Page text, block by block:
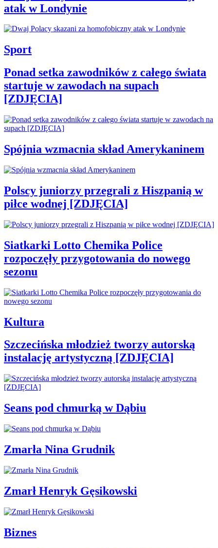
atak w Londynie
Sport
Ponad setka zawodników z całego świata
startuje w zawodach na supach
[ZDJĘCIA]
Spójnia wzmacnia skład Amerykaninem
Polscy juniorzy przegrali z Hiszpanią w
piłce wodnej [ZDJĘCIA]
Siatkarki Lotto Chemika Police
rozpoczęły przygotowania do nowego
sezonu
Kultura
Szczecińska młodzież tworzy autorską
instalację artystyczną [ZDJĘCIA]
Seans pod chmurką w Dąbiu
Zmarła Nina Grudnik
Zmarł Henryk Gęsikowski
Biznes